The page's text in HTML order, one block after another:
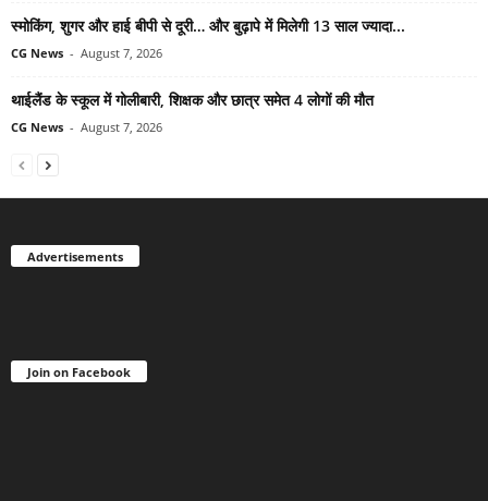
स्मोकिंग, शुगर और हाई बीपी से दूरी… और बुढ़ापे में मिलेगी 13 साल ज्यादा...
CG News - August 7, 2026
थाईलैंड के स्कूल में गोलीबारी, शिक्षक और छात्र समेत 4 लोगों की मौत
CG News - August 7, 2026
Advertisements
Join on Facebook